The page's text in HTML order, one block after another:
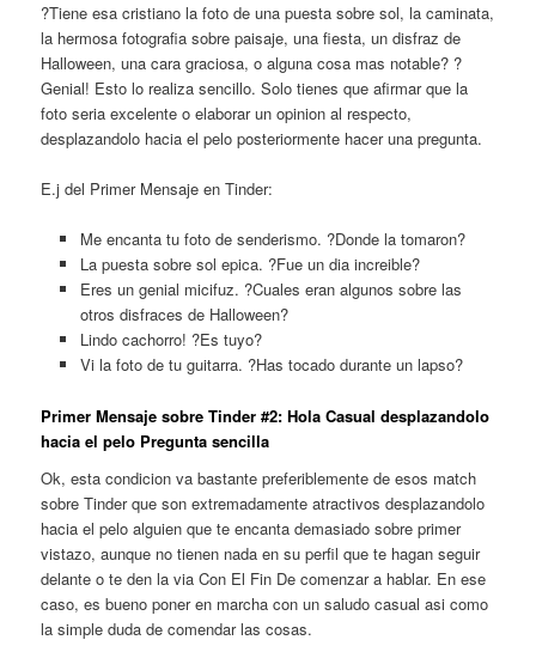
?Tiene esa cristiano la foto de una puesta sobre sol, la caminata,
la hermosa fotografia sobre paisaje, una fiesta, un disfraz de
Halloween, una cara graciosa, o alguna cosa mas notable? ?
Genial! Esto lo realiza sencillo. Solo tienes que afirmar que la
foto seri­a excelente o elaborar un opinion al respecto,
desplazandolo hacia el pelo posteriormente hacer una pregunta.
E.j del Primer Mensaje en Tinder:
Me encanta tu foto de senderismo. ?Donde la tomaron?
La puesta sobre sol epica. ?Fue un dia increible?
Eres un genial micifuz. ?Cuales eran algunos sobre las
otros disfraces de Halloween?
Lindo cachorro! ?Es tuyo?
Vi la foto de tu guitarra. ?Has tocado durante un lapso?
Primer Mensaje sobre Tinder #2: Hola Casual desplazandolo
hacia el pelo Pregunta sencilla
Ok, esta condicion va bastante preferiblemente de esos match
sobre Tinder que son extremadamente atractivos desplazandolo
hacia el pelo alguien que te encanta demasiado sobre primer
vistazo, aunque no tienen nada en su perfil que te hagan seguir
delante o te den la via Con El Fin De comenzar a hablar. En ese
caso, es bueno poner en marcha con un saludo casual asi­ como
la simple duda de comendar las cosas.